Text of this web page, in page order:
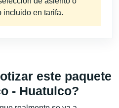
incluido en tarifa.
este paquete
- Huatulco?